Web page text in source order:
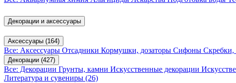
Декорации и аксессуары
Аксессуары (164)
Все: Аксессуары Отсадники Кормушки, дозаторы Сифоны Скребки,
Декорации (427)
Все: Декорации Грунты, камни Искусственные декорации
Литература и сувениры (26)